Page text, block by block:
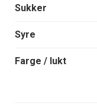
Sukker
Syre
Farge / lukt